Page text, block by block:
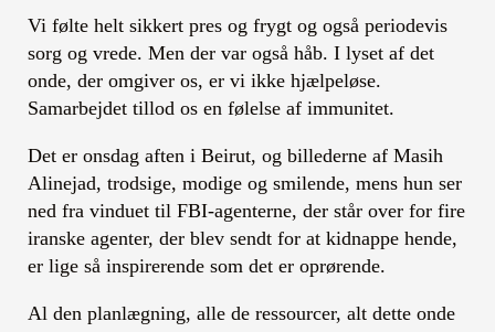
Vi følte helt sikkert pres og frygt og også periodevis
sorg og vrede. Men der var også håb. I lyset af det
onde, der omgiver os, er vi ikke hjælpeløse.
Samarbejdet tillod os en følelse af immunitet.
Det er onsdag aften i Beirut, og billederne af Masih
Alinejad, trodsige, modige og smilende, mens hun ser
ned fra vinduet til FBI-agenterne, der står over for fire
iranske agenter, der blev sendt for at kidnappe hende,
er lige så inspirerende som det er oprørende.
Al den planlægning, alle de ressourcer, alt dette onde